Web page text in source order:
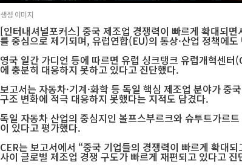
생성 이미지
[인터내셔널포커스] 중국 제조업 경쟁력이 빠르게 확대되
를 중심으로 제기되며, 유럽연합(EU)의 통상·산업 정책에
영국 일간 가디언 등에 따르면 유럽 싱크탱크 유럽개혁센
에 충분히 대응하지 못하고 있다고 진단했다.
보고서는 자동차·기계·화학 등 독일 핵심 제조업 분야가
구조 변화에 적극 대응하지 못했다는 지적도 담겼다.
독일 자동차 산업의 중심지인 볼프스부르크와 슈투트가르
이 있다고 평가했다.
CER는 보고서에서 “중국 기업들의 경쟁력이 빠르게 확대
사이 글로벌 제조업 경쟁 구도가 빠르게 재편되고 있다고 진